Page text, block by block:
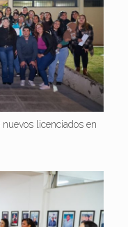
licenciados en